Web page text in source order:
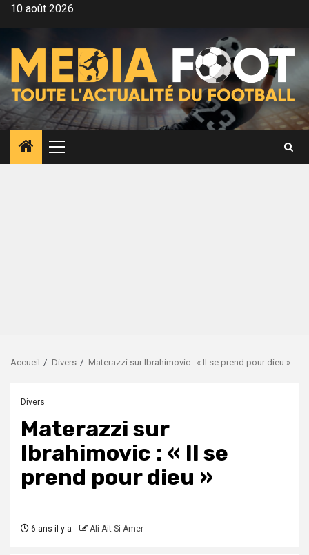
Aller10 août 2026
Menu
principal
Accueil Divers Materazzi sur Ibrahimovic : « Il se prend pour dieu »
Divers
Materazzi sur
Ibrahimovic : « Il se
prend pour dieu »
6 ans il y a Ali Ait Si Amer